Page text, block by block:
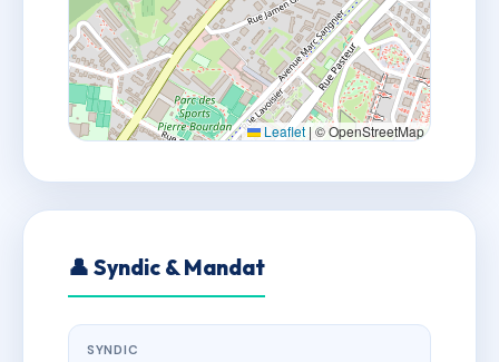
Leaflet | © OpenStreetMap
👤 Syndic & Mandat
SYNDIC